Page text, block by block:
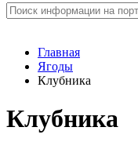
Главная
Ягоды
Клубника
Клубника